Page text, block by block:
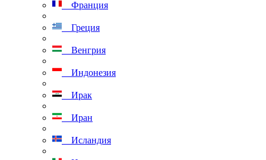
Франция
Греция
Венгрия
Индонезия
Ирак
Иран
Исландия